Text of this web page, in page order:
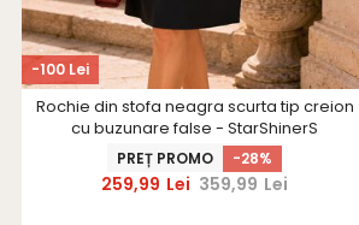
-100 Lei
Rochie din stofa neagra scurta tip creion
cu buzunare false - StarShinerS
PREȚ PROMO -28%
259,99 Lei 359,99 Lei